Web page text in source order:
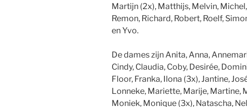
Martijn (2x), Matthijs, Melvin,
Remon, Richard, Robert, Roelf,
en Yvo.
De dames zijn Anita, Anna,
Cindy, Claudia, Coby, Desirée,
Floor, Franka, Ilona (3x), Jantine,
Lonneke, Mariette, Marije, Martine,
Moniek, Monique (3x), Natascha,